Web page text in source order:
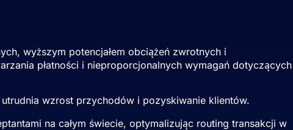
wyższym potencjałem obciążeń zwrotnych i
płatności i nieproporcjonalnych wymagań dotyczących
wzrost przychodów i pozyskiwanie klientów.
na całym świecie, optymalizując routing transakcji w